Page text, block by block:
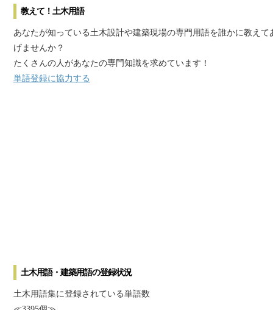
教えて！土木用語
あなたが知っている土木設計や建築現場の専門用語を誰かに教えて
げませんか？
たくさんの人があなたの専門知識を求めています！
単語登録に協力する
土木用語・建築用語の登録状況
土木用語集に登録されている単語数